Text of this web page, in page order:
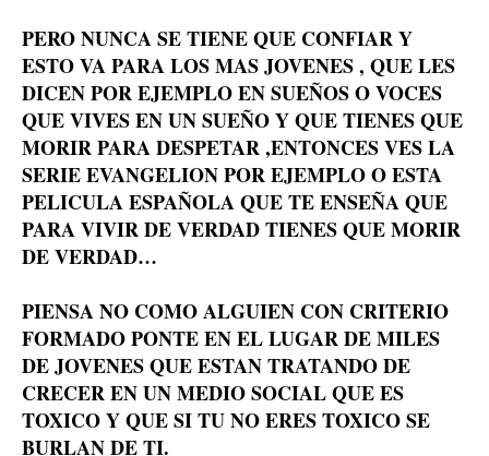
PERO NUNCA SE TIENE QUE CONFIAR Y
ESTO VA PARA LOS MAS JOVENES , QUE LES
DICEN POR EJEMPLO EN SUEÑOS O VOCES
QUE VIVES EN UN SUEÑO Y QUE TIENES QUE
MORIR PARA DESPETAR ,ENTONCES VES LA
SERIE EVANGELION POR EJEMPLO O ESTA
PELICULA ESPAÑOLA QUE TE ENSEÑA QUE
PARA VIVIR DE VERDAD TIENES QUE MORIR
DE VERDAD…
PIENSA NO COMO ALGUIEN CON CRITERIO
FORMADO PONTE EN EL LUGAR DE MILES
DE JOVENES QUE ESTAN TRATANDO DE
CRECER EN UN MEDIO SOCIAL QUE ES
TOXICO Y QUE SI TU NO ERES TOXICO SE
BURLAN DE TI.